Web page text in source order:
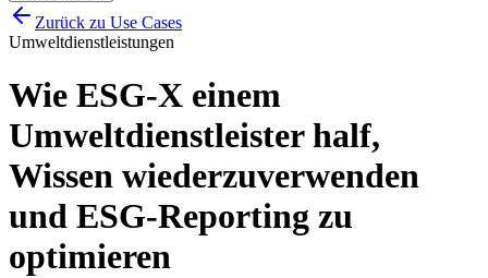
Zurück zu Use Cases
Umweltdienstleistungen
Wie ESG-X einem
Umweltdienstleister half,
Wissen wiederzuverwenden
und ESG-Reporting zu
optimieren